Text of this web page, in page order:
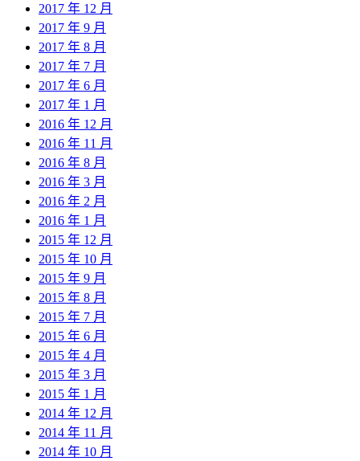
2017 年 12 月
2017 年 9 月
2017 年 8 月
2017 年 7 月
2017 年 6 月
2017 年 1 月
2016 年 12 月
2016 年 11 月
2016 年 8 月
2016 年 3 月
2016 年 2 月
2016 年 1 月
2015 年 12 月
2015 年 10 月
2015 年 9 月
2015 年 8 月
2015 年 7 月
2015 年 6 月
2015 年 4 月
2015 年 3 月
2015 年 1 月
2014 年 12 月
2014 年 11 月
2014 年 10 月